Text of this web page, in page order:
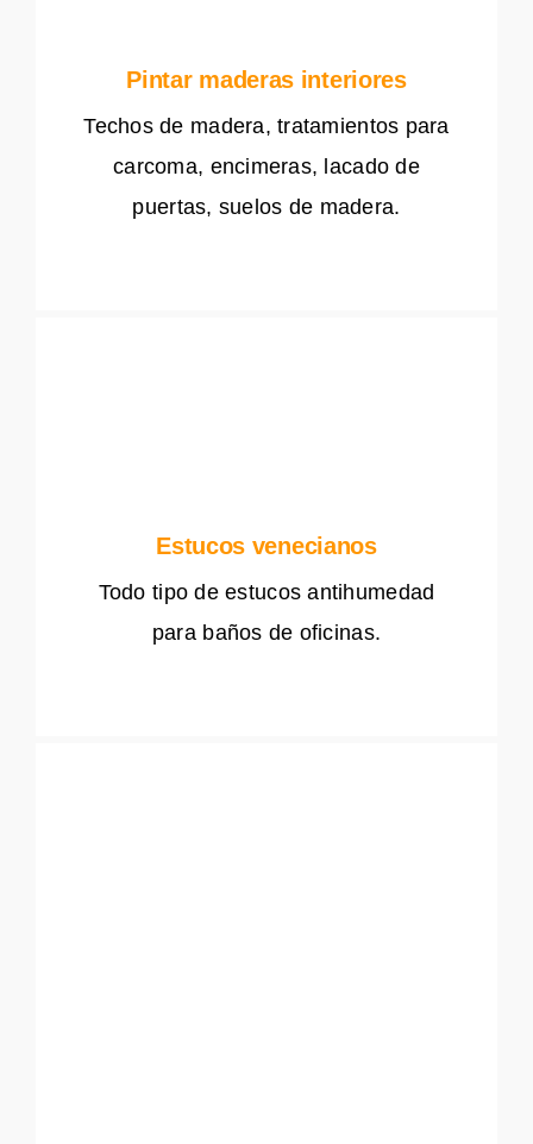
Pintar maderas interiores
Techos de madera, tratamientos para
carcoma, encimeras, lacado de
puertas, suelos de madera.
Estucos venecianos
Todo tipo de estucos antihumedad
para baños de oficinas.